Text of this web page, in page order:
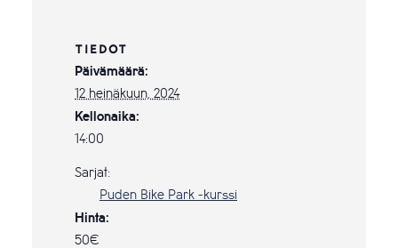
TIEDOT
Päivämäärä:
12 heinäkuun, 2024
Kellonaika:
14:00
Sarjat:
Puden Bike Park -kurssi
Hinta:
50€